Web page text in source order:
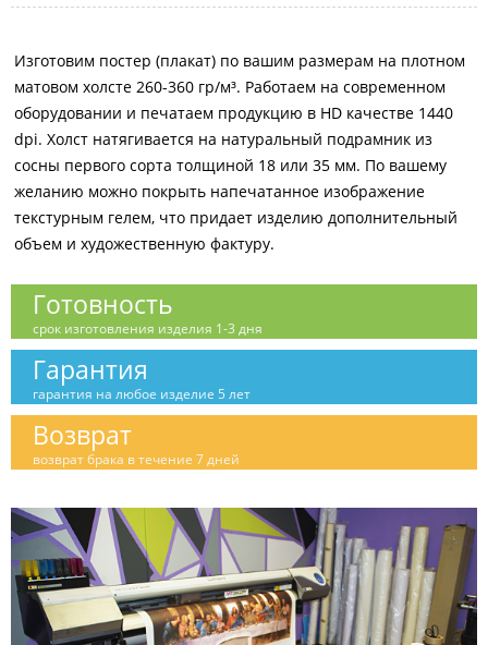
Изготовим постер (плакат) по вашим размерам на плотном
матовом холсте 260-360 гр/м³. Работаем на современном
оборудовании и печатаем продукцию в HD качестве 1440
dpi. Холст натягивается на натуральный подрамник из
сосны первого сорта толщиной 18 или 35 мм. По вашему
желанию можно покрыть напечатанное изображение
текстурным гелем, что придает изделию дополнительный
объем и художественную фактуру.
Готовность
срок изготовления изделия 1-3 дня
Гарантия
гарантия на любое изделие 5 лет
Возврат
возврат брака в течение 7 дней